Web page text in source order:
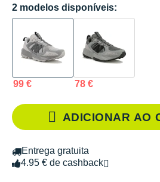
2 modelos disponíveis:
99 € 78 €
ADICIONAR AO
Entrega gratuita
4.95 € de cashback